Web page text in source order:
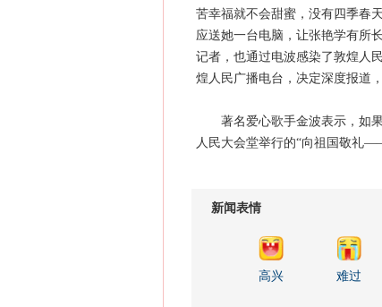
苦幸福就不会甜蜜，没有四季春
应送她一台电脑，让张艳学有所
记者，也通过电波感染了敦煌人
煌人民广播电台，决定深度报道
著名爱心歌手金波表示，如果
人民大会堂举行的“向祖国敬
新闻表情
高兴 难过